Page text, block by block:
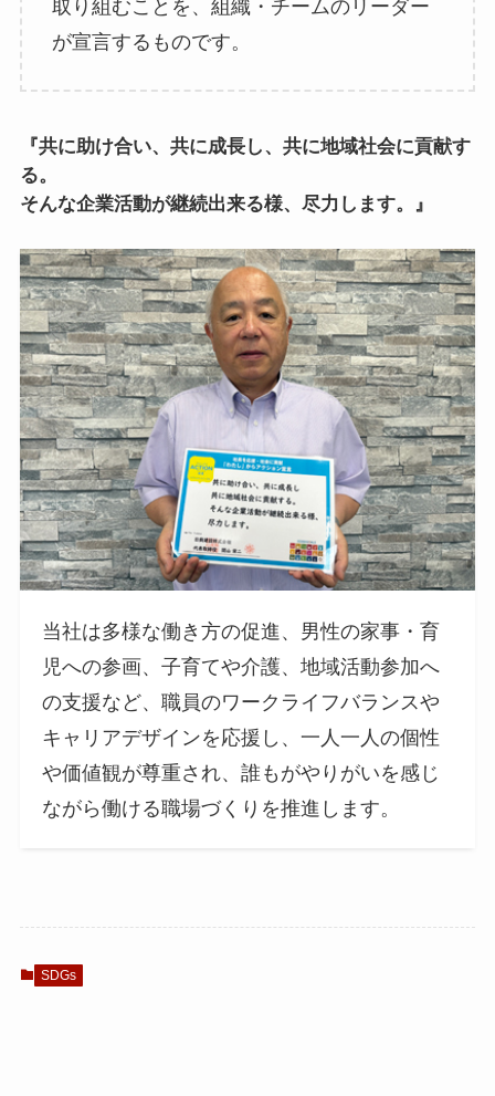
取り組むことを、組織・チームのリーダー
が宣言するものです。
『共に助け合い、共に成長し、共に地域社会に貢献す
る。
そんな企業活動が継続出来る様、尽力します。』
当社は多様な働き方の促進、男性の家事・育
児への参画、子育てや介護、地域活動参加へ
の支援など、職員のワークライフバランスや
キャリアデザインを応援し、一人一人の個性
や価値観が尊重され、誰もがやりがいを感じ
ながら働ける職場づくりを推進します。
SDGs